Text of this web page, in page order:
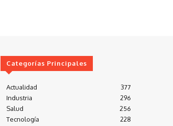
Categorías Principales
Actualidad
377
Industria
296
Salud
256
Tecnología
228